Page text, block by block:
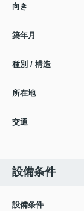
向き
築年月
種別 / 構造
所在地
交通
設備条件
設備条件